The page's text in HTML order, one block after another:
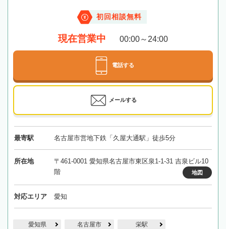
初回相談無料
現在営業中 00:00～24:00
電話する
メールする
最寄駅 名古屋市営地下鉄「久屋大通駅」徒歩5分
所在地
〒461-0001 愛知県名古屋市東区泉1-1-31 吉泉ビル10
階
地図
対応エリア 愛知
愛知県 名古屋市 栄駅